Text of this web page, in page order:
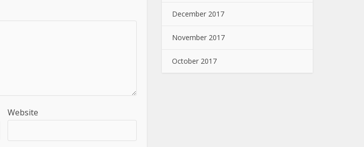
Website
December 2017
November 2017
October 2017